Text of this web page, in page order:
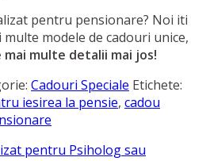
pentru pensionare? Noi iti
modele de cadouri unice,
multe detalii mai jos!
Cadouri Speciale Etichete:
iesirea la pensie, cadou